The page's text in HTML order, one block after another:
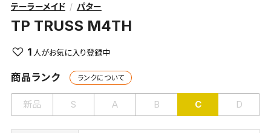
テーラーメイド パター
TP TRUSS M4TH
1
商品ランク ランクについて
新品 S A B C D